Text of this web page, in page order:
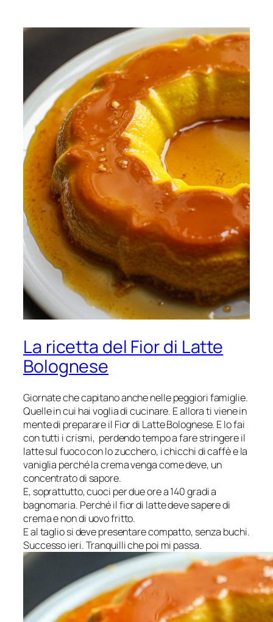
La ricetta del Fior di Latte
Bolognese
Giornate che capitano anche nelle peggiori famiglie.
Quelle in cui hai voglia di cucinare. E allora ti viene in
mente di preparare il Fior di Latte Bolognese. E lo fai
con tutti i crismi, perdendo tempo a fare stringere il
latte sul fuoco con lo zucchero, i chicchi di caffè e la
vaniglia perché la crema venga come deve, un
concentrato di sapore.
E, soprattutto, cuoci per due ore a 140 gradi a
bagnomaria. Perché il fior di latte deve sapere di
crema e non di uovo fritto.
E al taglio si deve presentare compatto, senza buchi.
Successo ieri. Tranquilli che poi mi passa.